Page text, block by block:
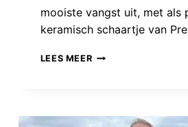
mooiste vangst uit, met als
keramisch schaartje van
LEES MEERVANGSTEN